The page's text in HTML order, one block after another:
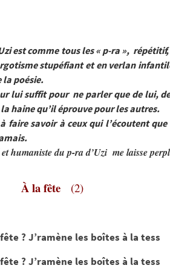
est comme tous les « p-ra »,
stupéfiant et en verlan
la poésie.
lui suffit pour ne parler que de lui,
haine qu’il éprouve pour les autres.
faire savoir à ceux qui l’écoutent
humaniste du p-ra d’Uzi me laisse
À la fête (2)
? J’ramène les boîtes à la tess
? J’ramène les boîtes à la tess